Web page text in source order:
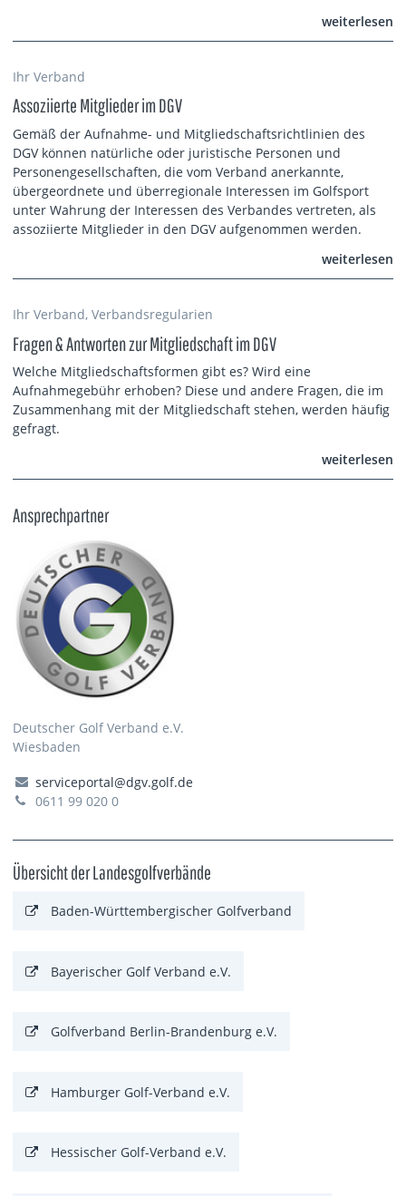
weiterlesen
Ihr Verband
Assoziierte Mitglieder im DGV
Gemäß der Aufnahme- und Mitgliedschaftsrichtlinien des
DGV können natürliche oder juristische Personen und
Personengesellschaften, die vom Verband anerkannte,
übergeordnete und überregionale Interessen im Golfsport
unter Wahrung der Interessen des Verbandes vertreten, als
assoziierte Mitglieder in den DGV aufgenommen werden.
weiterlesen
Ihr Verband, Verbandsregularien
Fragen & Antworten zur Mitgliedschaft im DGV
Welche Mitgliedschaftsformen gibt es? Wird eine
Aufnahmegebühr erhoben? Diese und andere Fragen, die im
Zusammenhang mit der Mitgliedschaft stehen, werden häufig
gefragt.
weiterlesen
Ansprechpartner
Deutscher Golf Verband e.V.
Wiesbaden
serviceportal@dgv.golf.de
0611 99 020 0
Übersicht der Landesgolfverbände
Baden-Württembergischer Golfverband
Bayerischer Golf Verband e.V.
Golfverband Berlin-Brandenburg e.V.
Hamburger Golf-Verband e.V.
Hessischer Golf-Verband e.V.